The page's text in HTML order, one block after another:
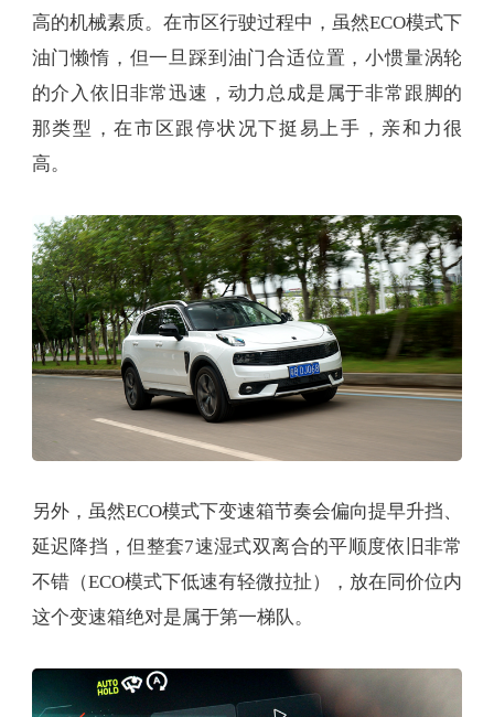
高的机械素质。在市区行驶过程中，虽然ECO模式下
油门懒惰，但一旦踩到油门合适位置，小惯量涡轮
的介入依旧非常迅速，动力总成是属于非常跟脚的
那类型，在市区跟停状况下挺易上手，亲和力很
高。
另外，虽然ECO模式下变速箱节奏会偏向提早升挡、
延迟降挡，但整套7速湿式双离合的平顺度依旧非常
不错（ECO模式下低速有轻微拉扯），放在同价位内
这个变速箱绝对是属于第一梯队。